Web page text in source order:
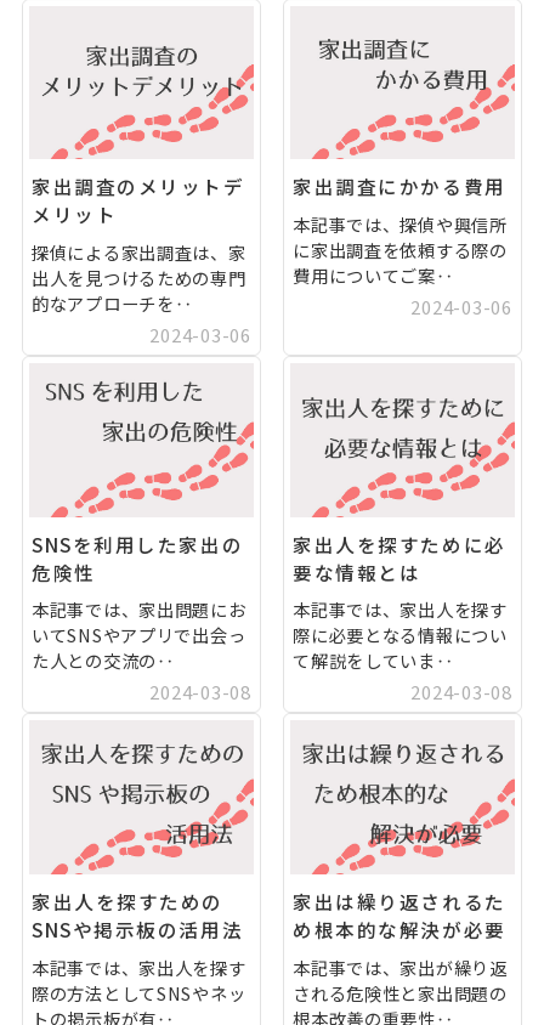
家出調査のメリットデ
メリット
探偵による家出調査は、家
出人を見つけるための専門
的なアプローチを‥
2024-03-06
家出調査にかかる費用
本記事では、探偵や興信所
に家出調査を依頼する際の
費用についてご案‥
2024-03-06
SNSを利用した家出の
危険性
本記事では、家出問題にお
いてSNSやアプリで出会っ
た人との交流の‥
2024-03-08
家出人を探すために必
要な情報とは
本記事では、家出人を探す
際に必要となる情報につい
て解説をしていま‥
2024-03-08
家出人を探すための
SNSや掲示板の活用法
本記事では、家出人を探す
際の方法としてSNSやネッ
トの掲示板が有‥
家出は繰り返されるた
め根本的な解決が必要
本記事では、家出が繰り返
される危険性と家出問題の
根本改善の重要性‥